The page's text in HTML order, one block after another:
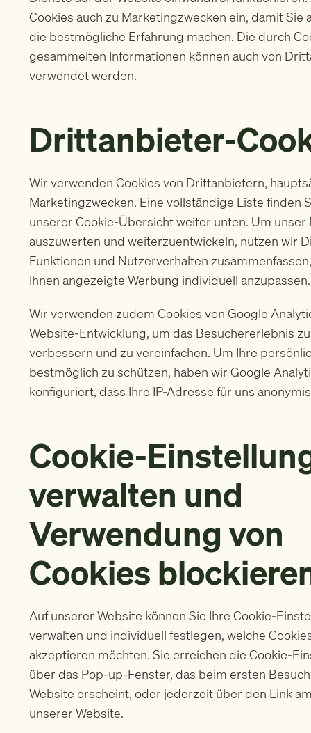
Cookies auch zu Marketingzwecken ein, damit Sie
die bestmögliche Erfahrung machen. Die durch
gesammelten Informationen können auch von
verwendet werden.
Drittanbieter-
Wir verwenden Cookies von Drittanbietern,
Marketingzwecken. Eine vollständige Liste finden
unserer Cookie-Übersicht weiter unten. Um unser
auszuwerten und weiterzuentwickeln, nutzen wir
Funktionen und Nutzerverhalten
Ihnen angezeigte Werbung individuell anzupassen.
Wir verwenden zudem Cookies von Google
Website-Entwicklung, um das Besuchererlebnis zu
verbessern und zu vereinfachen. Um Ihre
bestmöglich zu schützen, haben wir Google
konfiguriert, dass Ihre IP-Adresse für uns
Cookie-
verwalten und
Verwendung von
Cookies
Auf unserer Website können Sie Ihre Cookie-
verwalten und individuell festlegen, welche
akzeptieren möchten. Sie erreichen die Cookie-
über das Pop-up-Fenster, das beim ersten
Website erscheint, oder jederzeit über den Link
unserer Website.